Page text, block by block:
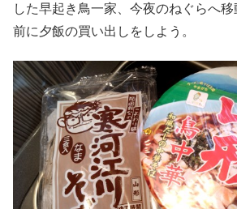
した早起き鳥一家、今夜のねぐらへ
前に夕飯の買い出しをしよう。